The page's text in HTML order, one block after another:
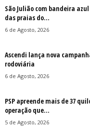
São Julião com bandeira
das praias do...
6 de Agosto, 2026
Ascendi lança nova
rodoviária
6 de Agosto, 2026
PSP apreende mais de 37
operação que...
5 de Agosto, 2026